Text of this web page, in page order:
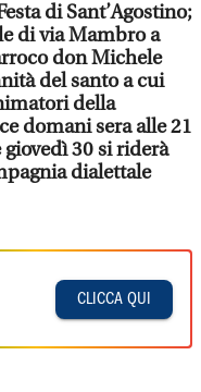
di Sant’Agostino;
di via Mambro a
don Michele
del santo a cui
della
domani sera alle 21
30 si riderà
dialettale
CLICCA QUI